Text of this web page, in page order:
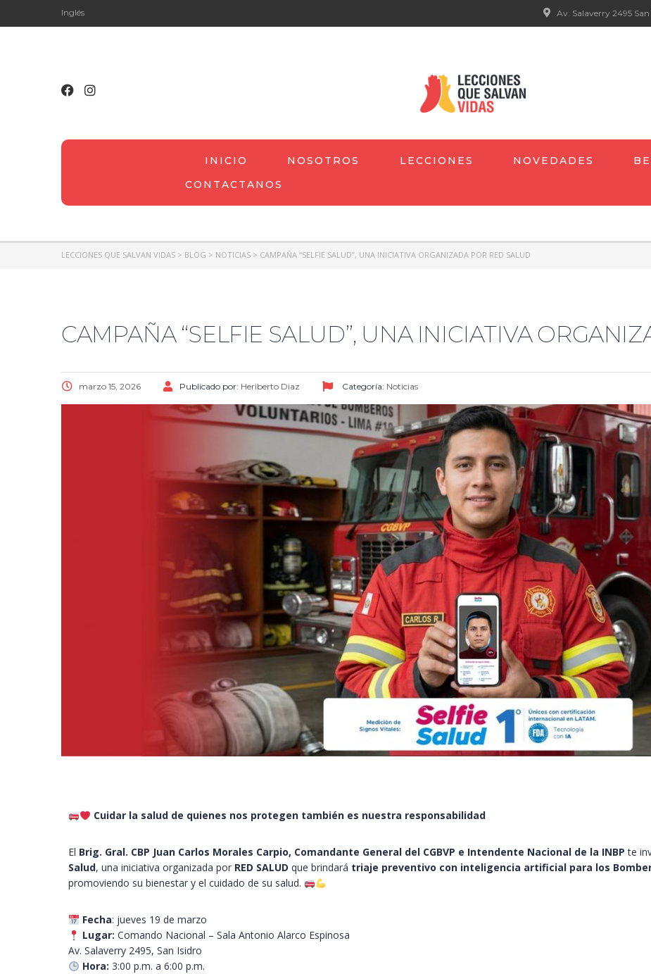
Inglés Av. Salaverry 2495 San
INICIO NOSOTROS LECCIONES NOVEDADES
CONTACTANOS
LECCIONES QUE SALVAN VIDAS > BLOG > NOTICIAS > CAMPAÑA “SELFIE SALUD”, UNA INICIATIVA ORGANIZADA POR RED SALUD
CAMPAÑA “SELFIE SALUD”, UNA INICIATIVA
marzo 15, 2026 Publicado por: Heriberto Diaz Categoría: Noticias
Cuidar la salud de quienes nos protegen también es nuestra responsabilidad
El Brig. Gral. CBP Juan Carlos Morales Carpio, Comandante General del CGBVP e Intendente Nacional de la INBP te
Salud, una iniciativa organizada por RED SALUD que brindará triaje preventivo con inteligencia artificial para los
promoviendo su bienestar y el cuidado de su salud.
Fecha: jueves 19 de marzo
Lugar: Comando Nacional – Sala Antonio Alarco Espinosa
Av. Salaverry 2495, San Isidro
Hora: 3:00 p.m. a 6:00 p.m.